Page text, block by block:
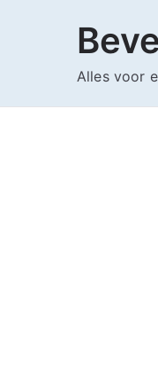
Alles voor